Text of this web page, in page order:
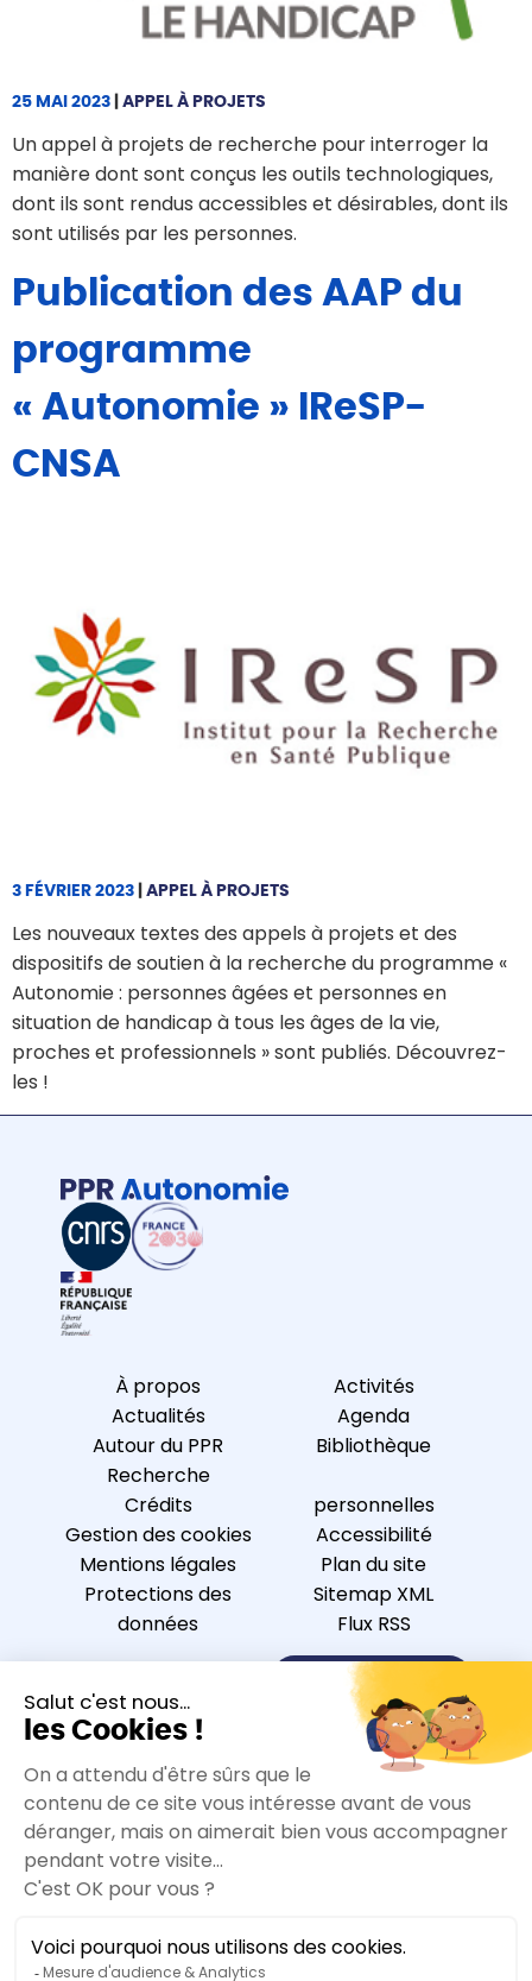
25 MAI 2023 APPEL À PROJETS
Un appel à projets de recherche pour interroger la
manière dont sont conçus les outils technologiques,
dont ils sont rendus accessibles et désirables, dont ils
sont utilisés par les personnes.
Publication des AAP du
programme
« Autonomie » IReSP-
CNSA
3 FÉVRIER 2023 APPEL À PROJETS
Les nouveaux textes des appels à projets et des
dispositifs de soutien à la recherche du programme «
Autonomie : personnes âgées et personnes en
situation de handicap à tous les âges de la vie,
proches et professionnels » sont publiés. Découvrez-
les !
À propos
Actualités
Autour du PPR
Recherche
Activités
Agenda
Bibliothèque
Crédits
Gestion des cookies
Mentions légales
Protections des
données
personnelles
Accessibilité
Plan du site
Sitemap XML
Flux RSS
Nous contacter
S’inscrire à la newsletter
Nous suivre sur